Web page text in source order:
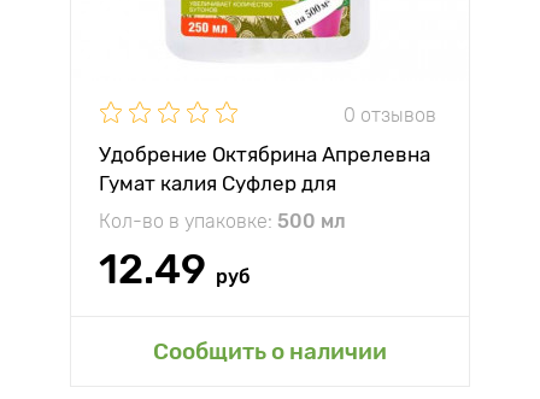
0 отзывов
Удобрение Октябрина Апрелевна
Гумат калия Суфлер для
комнатных цветов
Кол-во в упаковке: 500 мл
12.49 руб
Сообщить о наличии